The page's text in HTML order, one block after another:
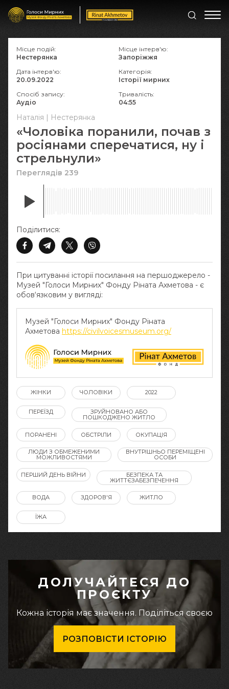
Наталія | Нестерянка
«Чоловіка поранили, почав з
росіянами сперечатися, ну і
стрельнули»
Переглядів 239
При цитуванні історії посилання на першоджерело -
Музей "Голоси Мирних" Фонду Ріната Ахметова - є
обов‘язковим у вигляді:
Музей "Голоси Мирних" Фонду Ріната
Ахметова https://civilvoicesmuseum.org/
Поділитися:
Місце подій:
Нестерянка
Місце інтерв'ю:
Запоріжжя
Дата інтерв'ю:
20.09.2022
Категорія:
Історії мирних
Спосіб запису:
Аудіо
Тривалість:
04:55
ЖІНКИ ЧОЛОВІКИ 2022
ПЕРЕЇЗД ЗРУЙНОВАНО АБО
ПОШКОДЖЕНО ЖИТЛО
ПОРАНЕНІ ОБСТРІЛИ ОКУПАЦІЯ
ЛЮДИ З ОБМЕЖЕНИМИ
МОЖЛИВОСТЯМИ
ВНУТРІШНЬО ПЕРЕМІЩЕНІ
ОСОБИ
ПЕРШИЙ ДЕНЬ ВІЙНИ БЕЗПЕКА ТА
ЖИТТЄЗАБЕЗПЕЧЕННЯ
ВОДА ЗДОРОВ'Я ЖИТЛО
ЇЖА
ДОЛУЧАЙТЕСЯ ДО
ПРОЄКТУ
Кожна історія має значення. Поділіться своєю
РОЗПОВІСТИ ІСТОРІЮ